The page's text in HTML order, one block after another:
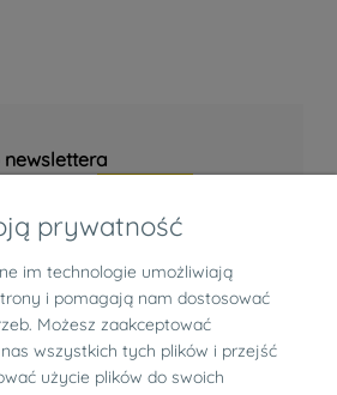
newslettera
Informacje
i reklamacje
prywatność
im technologie umożliwiają
i pomagają nam dostosować
Możesz zaakceptować
wszystkich tych plików i przejść
użycie plików do swoich